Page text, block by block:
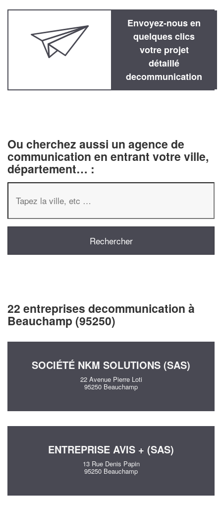
Envoyez-nous en
quelques clics
votre projet
détaillé
decommunication
Ou cherchez aussi un agence de
communication en entrant votre ville,
département… :
22 entreprises decommunication à
Beauchamp (95250)
SOCIÉTÉ NKM SOLUTIONS (SAS)
22 Avenue Pierre Loti
95250 Beauchamp
ENTREPRISE AVIS + (SAS)
13 Rue Denis Papin
95250 Beauchamp